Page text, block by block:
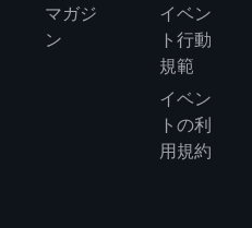
マガジ
ン
イベン
ト行動
規範
イベン
トの利
用規約